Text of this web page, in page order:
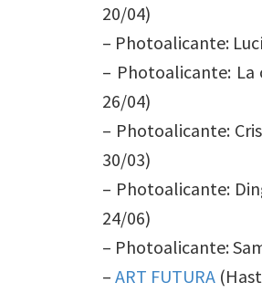
20/04)
– Photoalicante:
– Photoalicante: La
26/04)
– Photoalicante:
30/03)
– Photoalicante:
24/06)
– Photoalicante:
– ART FUTURA